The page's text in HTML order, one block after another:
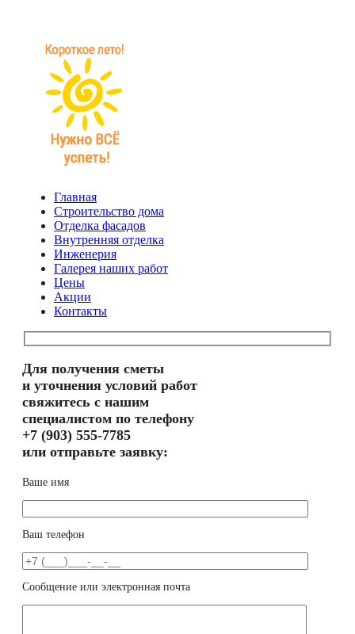
Главная
Строительство дома
Отделка фасадов
Внутренняя отделка
Инженерия
Галерея наших работ
Цены
Акции
Контакты
Для получения сметы
и уточнения условий работ
свяжитесь с нашим
специалистом по телефону
+7 (903) 555-7785
или отправьте заявку:
Ваше имя
Ваш телефон
Сообщение или электронная почта